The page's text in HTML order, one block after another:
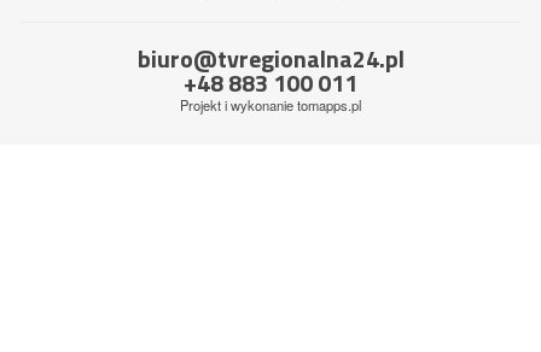
biuro@tvregionalna24.pl
+48 883 100 011
Projekt i wykonanietomapps.pl